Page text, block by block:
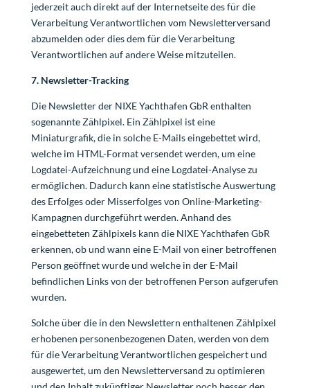
jederzeit auch direkt auf der Internetseite des für die
Verarbeitung Verantwortlichen vom Newsletterversand
abzumelden oder dies dem für die Verarbeitung
Verantwortlichen auf andere Weise mitzuteilen.
7. Newsletter-Tracking
Die Newsletter der NIXE Yachthafen GbR enthalten
sogenannte Zählpixel. Ein Zählpixel ist eine
Miniaturgrafik, die in solche E-Mails eingebettet wird,
welche im HTML-Format versendet werden, um eine
Logdatei-Aufzeichnung und eine Logdatei-Analyse zu
ermöglichen. Dadurch kann eine statistische Auswertung
des Erfolges oder Misserfolges von Online-Marketing-
Kampagnen durchgeführt werden. Anhand des
eingebetteten Zählpixels kann die NIXE Yachthafen GbR
erkennen, ob und wann eine E-Mail von einer betroffenen
Person geöffnet wurde und welche in der E-Mail
befindlichen Links von der betroffenen Person aufgerufen
wurden.
Solche über die in den Newslettern enthaltenen Zählpixel
erhobenen personenbezogenen Daten, werden von dem
für die Verarbeitung Verantwortlichen gespeichert und
ausgewertet, um den Newsletterversand zu optimieren